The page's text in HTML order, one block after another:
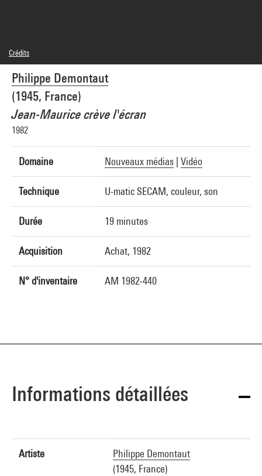
Philippe Demontaut
(1945, France)
Jean-Maurice crève l'écran
1982
Domaine Nouveaux médias Vidéo
Technique U-matic SECAM, couleur, son
Durée 19 minutes
Acquisition Achat, 1982
N° d'inventaire AM 1982-440
Crédits
© Adagp, Paris
Crédit photographique : Service de la documentation photographique du MNAM -
Centre Pompidou, MNAM-CCI
Réf. image : 2A41134 [1994 CX 1147]
Informations détaillées
Artiste
Philippe Demontaut
(1945, France)